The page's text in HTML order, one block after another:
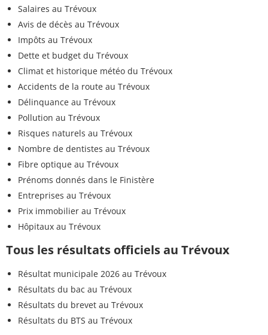
Salaires au Trévoux
Avis de décès au Trévoux
Impôts au Trévoux
Dette et budget du Trévoux
Climat et historique météo du Trévoux
Accidents de la route au Trévoux
Délinquance au Trévoux
Pollution au Trévoux
Risques naturels au Trévoux
Nombre de dentistes au Trévoux
Fibre optique au Trévoux
Prénoms donnés dans le Finistère
Entreprises au Trévoux
Prix immobilier au Trévoux
Hôpitaux au Trévoux
Tous les résultats officiels au Trévoux
Résultat municipale 2026 au Trévoux
Résultats du bac au Trévoux
Résultats du brevet au Trévoux
Résultats du BTS au Trévoux